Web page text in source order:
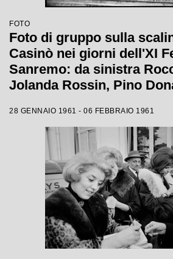
FOTO
Foto di gruppo sulla
Casinò nei giorni dell'XI
Sanremo: da sinistra
Jolanda Rossin, Pino
Renis e Betty Curtis
28 GENNAIO 1961 - 06 FEBBRAIO 1961